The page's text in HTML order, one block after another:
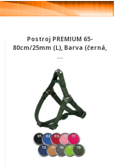
Postroj PREMIUM 65-
80cm/25mm (L), Barva (černá,
...